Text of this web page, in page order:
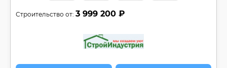
Строительство от: 3 999 200 ₽